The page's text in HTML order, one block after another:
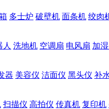
多士炉 破壁机 面条机 绞肉
人 洗地机 空调扇 电风扇 加
器 美容仪 洁面仪 黑头仪 补
扫描仪 高拍仪 传真机 复印机